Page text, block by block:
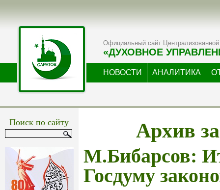
Официальный сайт Централизованной
«ДУХОВНОЕ
НОВОСТИ АНАЛИТИКА
Поиск по сайту Архив
М.Бибарсов:
Госдуму